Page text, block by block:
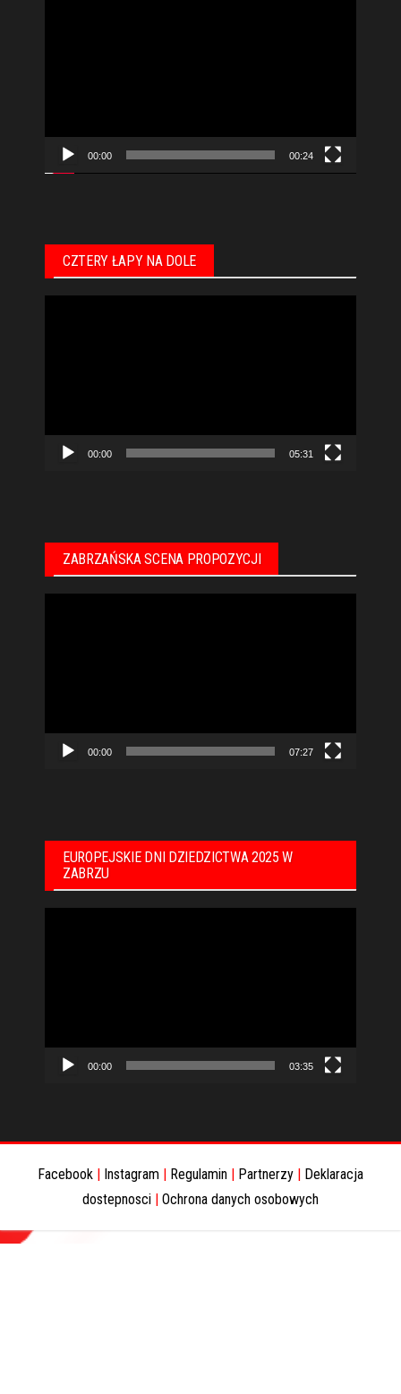
00:00 00:24
CZTERY ŁAPY NA DOLE
00:00 05:31
ZABRZAŃSKA SCENA PROPOZYCJI
00:00 07:27
EUROPEJSKIE DNI DZIEDZICTWA 2025 W
ZABRZU
00:00 03:35
Facebook | Instagram | Regulamin | Partnerzy | Deklaracja
dostepnosci | Ochrona danych osobowych